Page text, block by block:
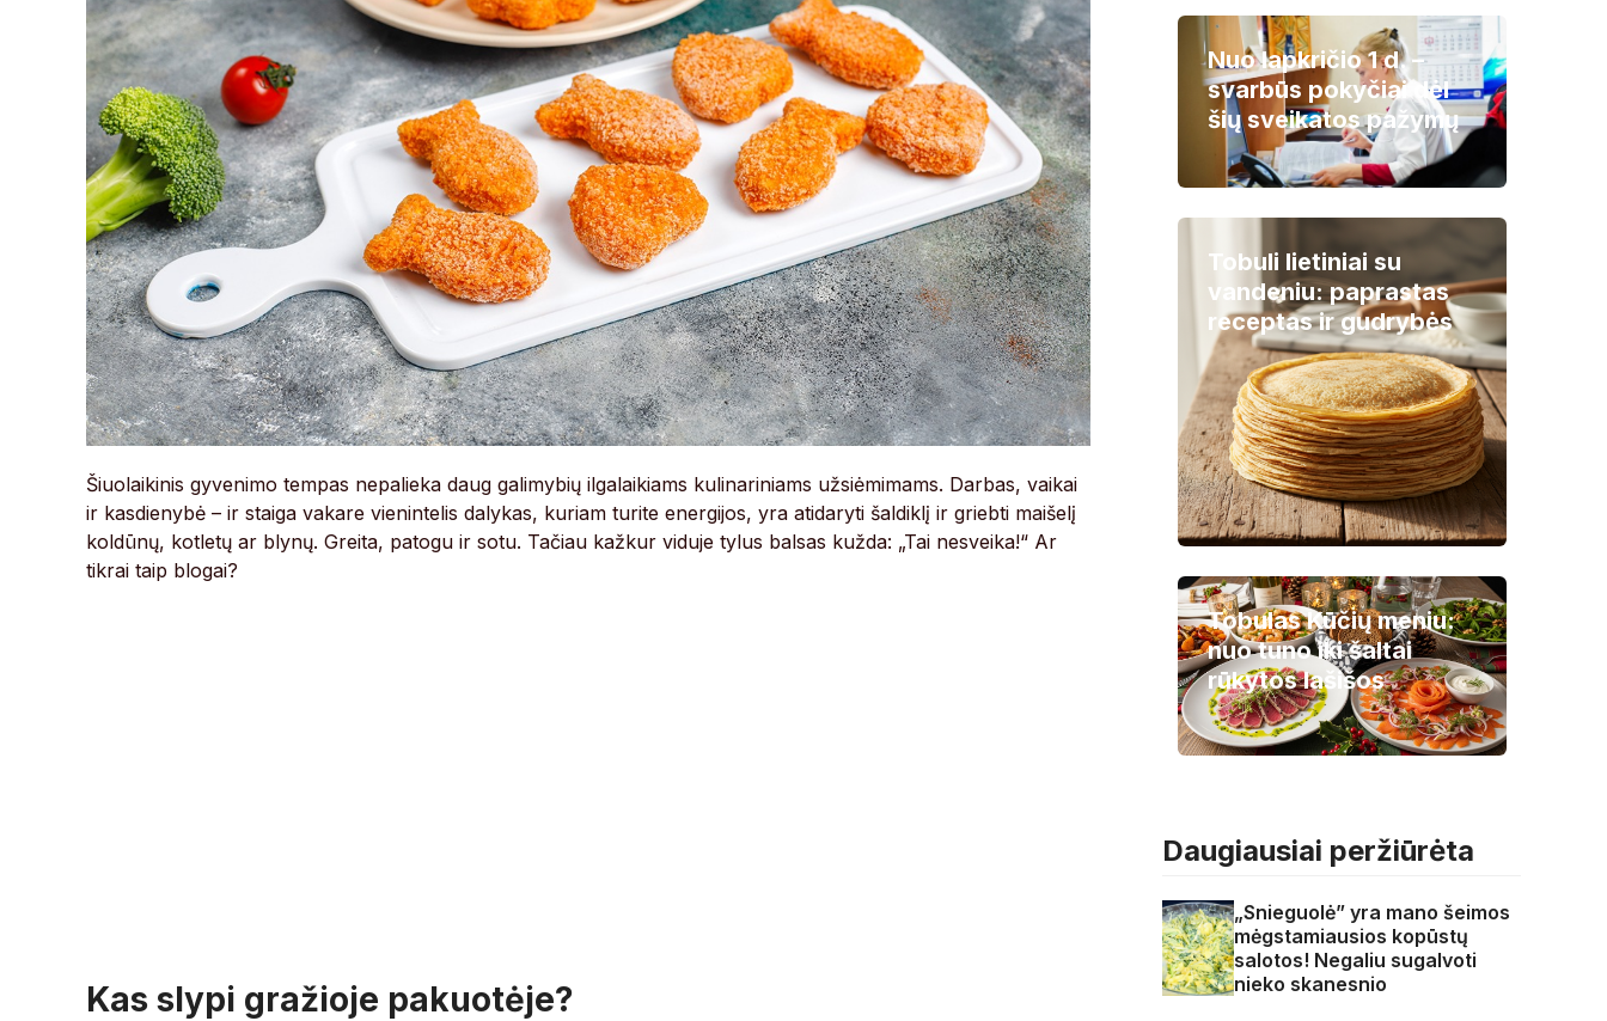
Šiuolaikinis gyvenimo tempas nepalieka daug galimybių ilgalaikiams kulinariniams užsiėmimams. Darbas, vaikai
ir kasdienybė – ir staiga vakare vienintelis dalykas, kuriam turite energijos, yra atidaryti šaldiklį ir griebti maišelį
koldūnų, kotletų ar blynų. Greita, patogu ir sotu. Tačiau kažkur viduje tylus balsas kužda: „Tai nesveika!“ Ar
tikrai taip blogai?
Kas slypi gražioje pakuotėje?
Nuo lapkričio 1 d. –
svarbūs pokyčiai dėl
šių sveikatos pažymų
Tobuli lietiniai su
vandeniu: paprastas
receptas ir gudrybės
Tobulas Kūčių meniu:
nuo tuno iki šaltai
rūkytos lašišos
Daugiausiai peržiūrėta
„Snieguolė” yra mano šeimos
mėgstamiausios kopūstų
salotos! Negaliu sugalvoti
nieko skanesnio